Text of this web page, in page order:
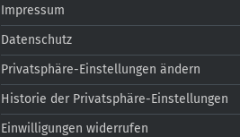
Impressum
Datenschutz
Privatsphäre-Einstellungen ändern
Historie der Privatsphäre-Einstellungen
Einwilligungen widerrufen